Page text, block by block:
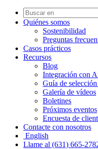
Quiénes somos
Sostenibilidad
Preguntas
Casos prácticos
Recursos
Blog
Integración con
Guía de
Galería de vídeos
Boletines
Próximos eventos
Encuesta de
Contacte con nosotros
English
Llame al (631) 665-